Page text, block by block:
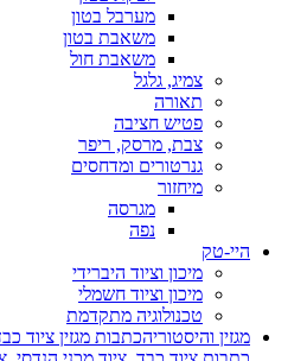
מערבל בטון
משאבת בטון
משאבת חול
צמיג, גלגל
תאורה
פטיש חציבה
צבת, מרסק, ריפר
גנרטורים ומדחסים
מיחזור
מגרסה
נפה
היי-טק
מיכון וציוד היברידי
מיכון וציוד חשמלי
טכנולוגיה מתקדמת
מגזין והיסטוריהכתבות מגזין ציוד